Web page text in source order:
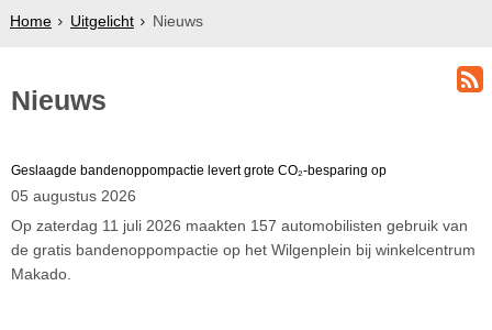
Home Uitgelicht Nieuws
Nieuws
Geslaagde bandenoppompactie levert grote CO₂-besparing op
05 augustus 2026
Op zaterdag 11 juli 2026 maakten 157 automobilisten gebruik van
de gratis bandenoppompactie op het Wilgenplein bij winkelcentrum
Makado.